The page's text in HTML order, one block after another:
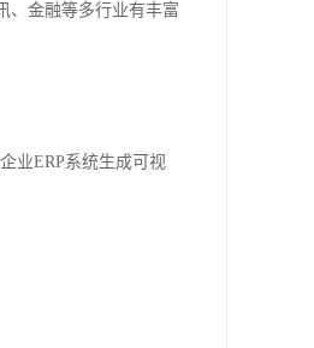
、金融等多行业有丰富
业ERP系统生成可视